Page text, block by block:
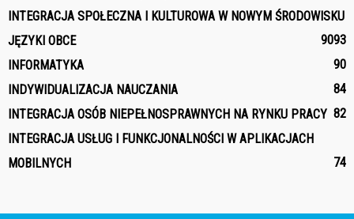
INTEGRACJA SPOŁECZNA I KULTUROWA W NOWYM ŚRODOWISKU
93
JĘZYKI OBCE
90
INFORMATYKA
90
INDYWIDUALIZACJA NAUCZANIA
84
INTEGRACJA OSÓB NIEPEŁNOSPRAWNYCH NA RYNKU PRACY 82
INTEGRACJA USŁUG I FUNKCJONALNOŚCI W APLIKACJACH
MOBILNYCH
74